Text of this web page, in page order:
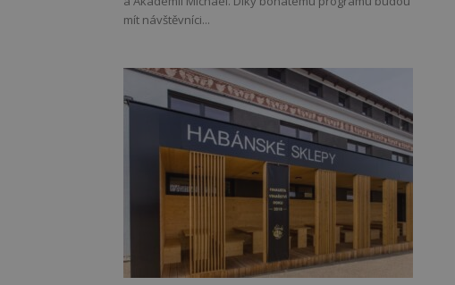
mít návštěvníci...